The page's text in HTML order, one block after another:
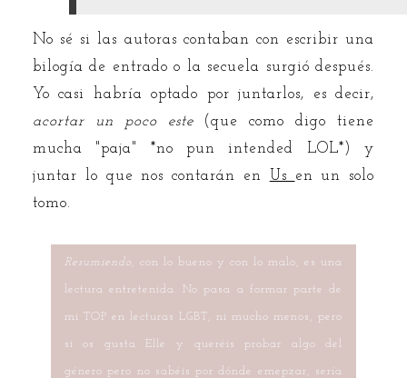
No sé si las autoras contaban con escribir una
bilogía de entrado o la secuela surgió después.
Yo casi habría optado por juntarlos, es decir,
acortar un poco este(que como digo tiene
mucha "paja" *no pun intended LOL*) y
juntar lo que nos contarán en
Us en un solo
tomo.
Resumiendo , con lo bueno y con lo malo, es una
lectura entretenida. No pasa a formar parte de
mi TOP en lecturas LGBT, ni mucho menos, pero
si os gusta Elle y queréis probar algo del
género pero no sabéis por dónde emepzar, sería